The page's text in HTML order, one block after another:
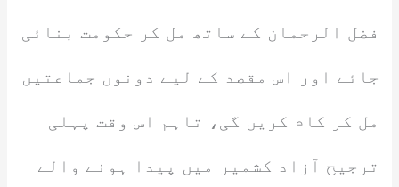
فضل الرحمان کے ساتھ مل کر حکومت بنائی
جائے اور اس مقصد کے لیے دونوں جماعتیں
مل کر کام کریں گی، تاہم اس وقت پہلی
ترجیح آزاد کشمیر میں پیدا ہونے والے